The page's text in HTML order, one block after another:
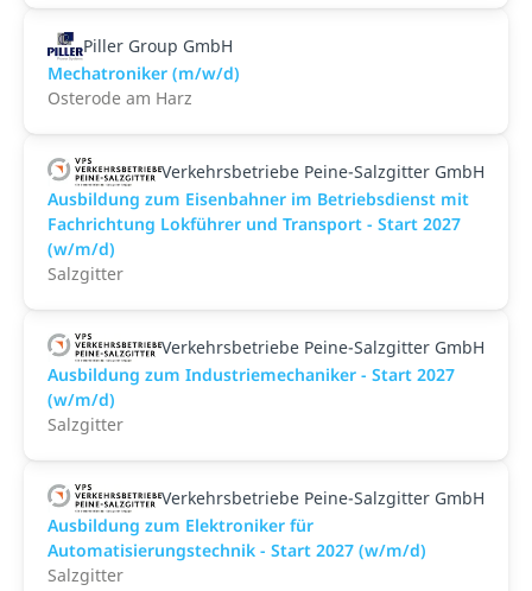
Piller Group GmbH
Mechatroniker (m/w/d)
Osterode am Harz
Verkehrsbetriebe Peine-Salzgitter GmbH
Ausbildung zum Eisenbahner im Betriebsdienst mit
Fachrichtung Lokführer und Transport - Start 2027
(w/m/d)
Salzgitter
Verkehrsbetriebe Peine-Salzgitter GmbH
Ausbildung zum Industriemechaniker - Start 2027
(w/m/d)
Salzgitter
Verkehrsbetriebe Peine-Salzgitter GmbH
Ausbildung zum Elektroniker für
Automatisierungstechnik - Start 2027 (w/m/d)
Salzgitter